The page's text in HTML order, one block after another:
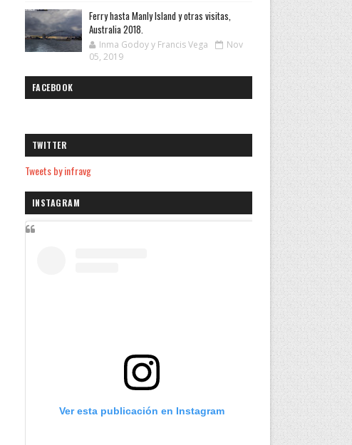
Ferry hasta Manly Island y otras visitas,
Australia 2018.
Inma Godoy y Francis Vega
Nov
05, 2019
FACEBOOK
TWITTER
Tweets by infravg
INSTAGRAM
Ver esta publicación en Instagram